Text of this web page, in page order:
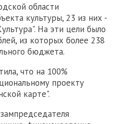
области
культуры, 23 из них -
На эти цели было
из которых более 238
бюджета.
что на 100%
проекту
карте".